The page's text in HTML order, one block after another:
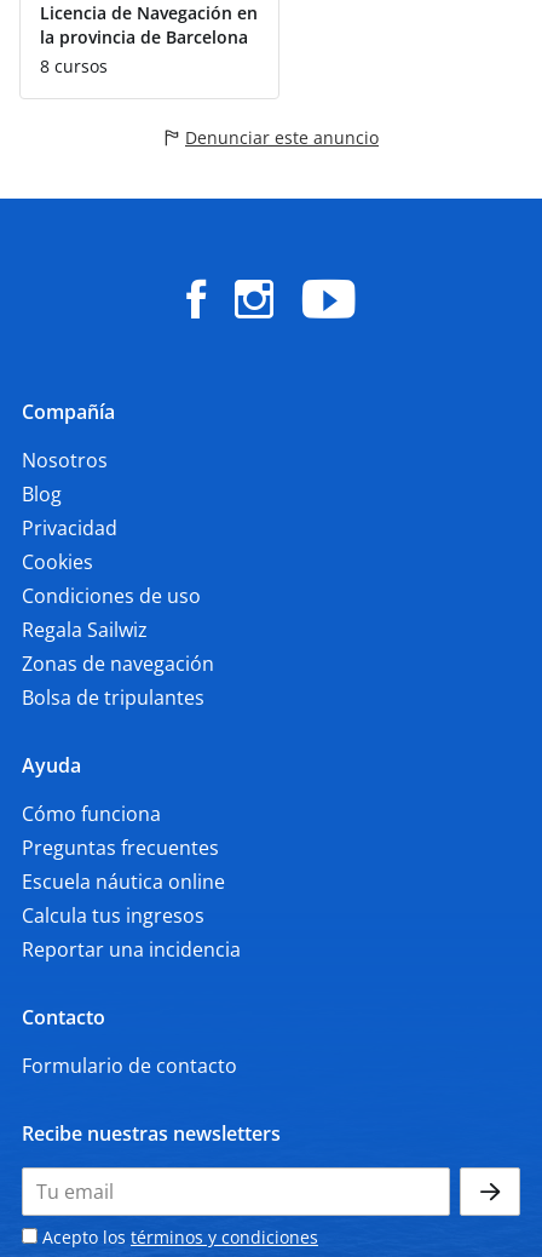
Licencia de Navegación en
la provincia de Barcelona
8 cursos
Denunciar este anuncio
Compañía
Nosotros
Blog
Privacidad
Cookies
Condiciones de uso
Regala Sailwiz
Zonas de navegación
Bolsa de tripulantes
Ayuda
Cómo funciona
Preguntas frecuentes
Escuela náutica online
Calcula tus ingresos
Reportar una incidencia
Contacto
Formulario de contacto
Recibe nuestras newsletters
Acepto los términos y condiciones